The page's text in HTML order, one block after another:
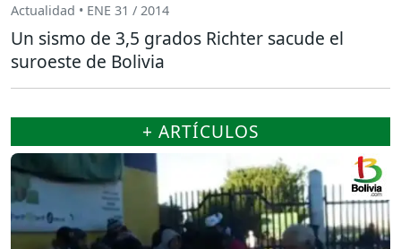
Actualidad • ENE 31 / 2014
Un sismo de 3,5 grados Richter sacude el
suroeste de Bolivia
+ ARTÍCULOS